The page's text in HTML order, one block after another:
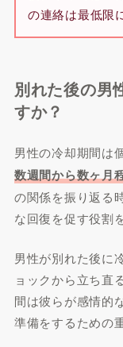
の連絡は最低限
別れた後の男
すか？
男性の冷却期間は
数週間から数ヶ月
の関係を振り返る
な回復を促す役割
男性が別れた後に
ョックから立ち直
間は彼らが感情的
準備をするための